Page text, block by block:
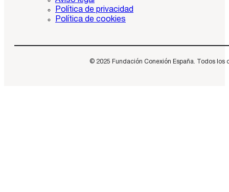
Política de privacidad
Política de cookies
© 2025 Fundación Conexión España. Todos los